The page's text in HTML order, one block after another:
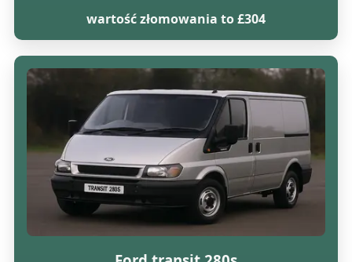
wartość złomowania to £304